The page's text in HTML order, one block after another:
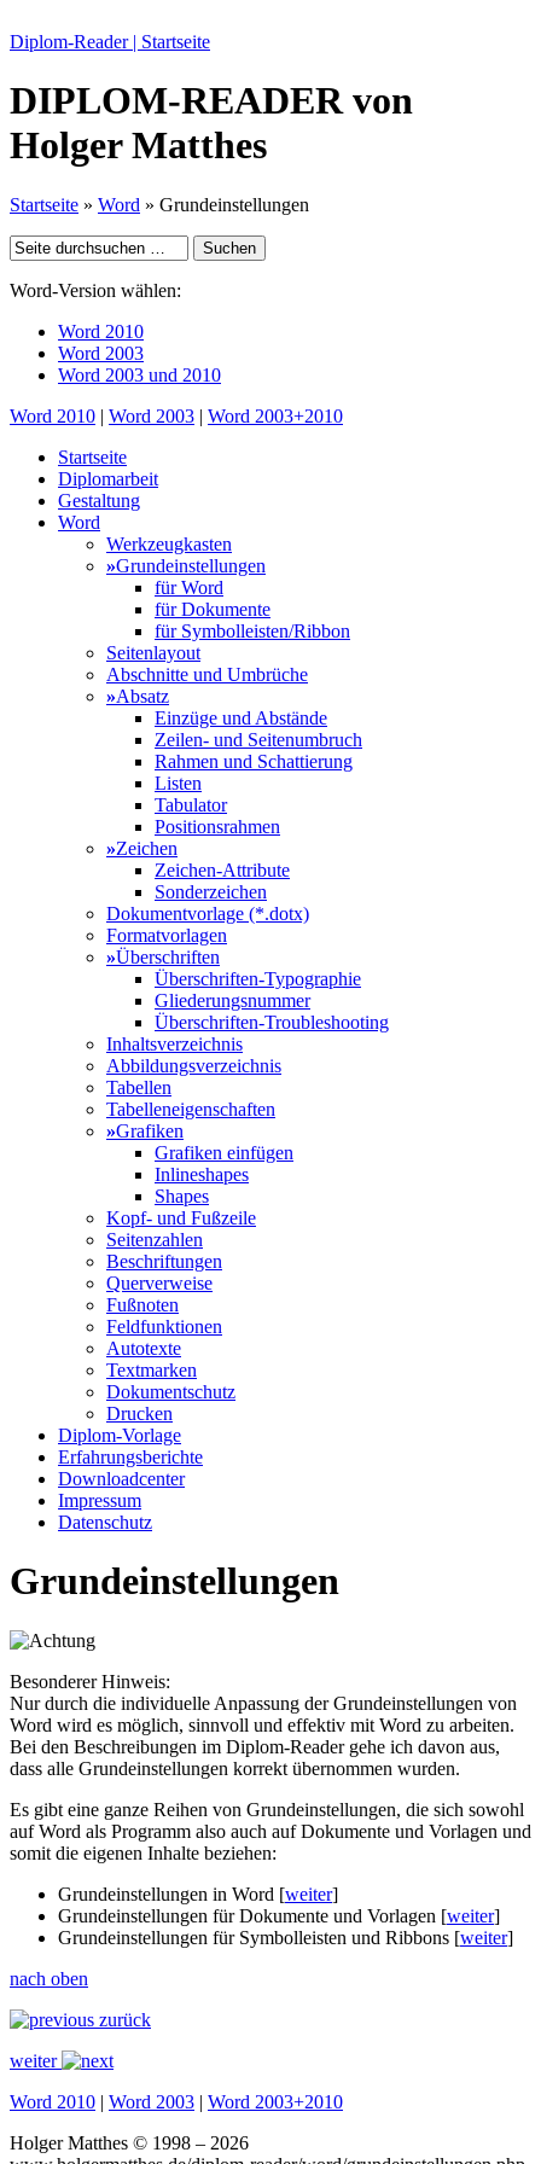
Diplom-Reader | Startseite
DIPLOM-READERvon
Holger Matthes
Startseite » Word » Grundeinstellungen
Word-Version wählen:
Word 2010
Word 2003
Word 2003 und 2010
Word 2010 | Word 2003 | Word 2003+2010
Startseite
Diplomarbeit
Gestaltung
Word
Werkzeugkasten
»Grundeinstellungen
für Word
für Dokumente
für Symbolleisten/Ribbon
Seitenlayout
Abschnitte und Umbrüche
»Absatz
Einzüge und Abstände
Zeilen- und Seitenumbruch
Rahmen und Schattierung
Listen
Tabulator
Positionsrahmen
»Zeichen
Zeichen-Attribute
Sonderzeichen
Dokumentvorlage (*.dotx)
Formatvorlagen
»Überschriften
Überschriften-Typographie
Gliederungsnummer
Überschriften-Troubleshooting
Inhaltsverzeichnis
Abbildungsverzeichnis
Tabellen
Tabelleneigenschaften
»Grafiken
Grafiken einfügen
Inlineshapes
Shapes
Kopf- und Fußzeile
Seitenzahlen
Beschriftungen
Querverweise
Fußnoten
Feldfunktionen
Autotexte
Textmarken
Dokumentschutz
Drucken
Diplom-Vorlage
Erfahrungsberichte
Downloadcenter
Impressum
Datenschutz
Grundeinstellungen
Besonderer Hinweis:
Nur durch die individuelle Anpassung der Grundeinstellungen von
Word wird es möglich, sinnvoll und effektiv mit Word zu arbeiten.
Bei den Beschreibungen im Diplom-Reader gehe ich davon aus,
dass alle Grundeinstellungen korrekt übernommen wurden.
Es gibt eine ganze Reihen von Grundeinstellungen, die sich sowohl
auf Word als Programm also auch auf Dokumente und Vorlagen und
somit die eigenen Inhalte beziehen:
Grundeinstellungen in Word [weiter]
Grundeinstellungen fürDokumente und Vorlagen [weiter]
Grundeinstellungen für Symbolleisten und Ribbons [weiter]
nach oben
zurück
weiter
Word 2010 | Word 2003 | Word 2003+2010
Holger Matthes © 1998 – 2026